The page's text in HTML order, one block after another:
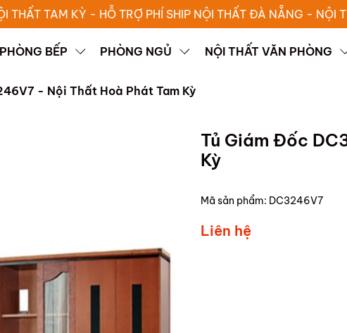
THẤT TAM KỲ - HỖ TRỢ PHÍ SHIP NỘI THẤT ĐÀ NẴNG - NỘI
PHÒNG BẾP PHÒNG NGỦ NỘI THẤT VĂN PHÒNG
- Nội Thất Hoà Phát Tam Kỳ
Tủ Giám Đốc
Kỳ
Mã sản phẩm: DC3246V7
Liên hệ